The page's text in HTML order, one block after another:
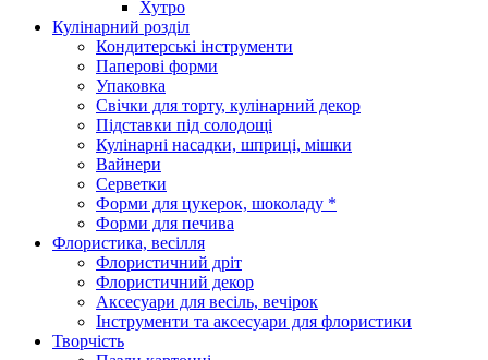
Хутро
Кулінарний розділ
Кондитерські інструменти
Паперові форми
Упаковка
Свічки для торту, кулінарний декор
Підставки під солодощі
Кулінарні насадки, шприці, мішки
Вайнери
Серветки
Форми для цукерок, шоколаду *
Форми для печива
Флористика, весілля
Флористичний дріт
Флористичний декор
Аксесуари для весіль, вечірок
Інструменти та аксесуари для флористики
Творчість